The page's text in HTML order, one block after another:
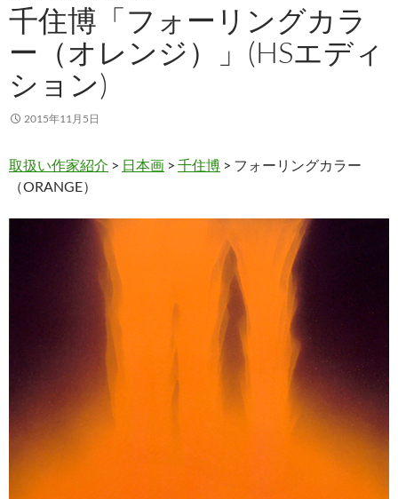
千住博「フォーリングカラ
ー（オレンジ）」(HSエディ
ション)
2015年11月5日
取扱い作家紹介 > 日本画 > 千住博 > フォーリングカラー
（ORANGE）